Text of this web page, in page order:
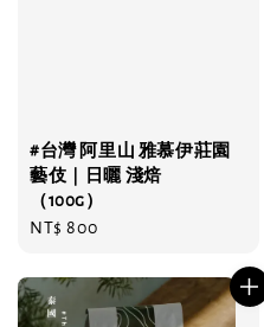
#台灣 阿里山 雅慕伊莊園
藝伎｜日曬 淺焙
（100g）
Regular
NT$ 800